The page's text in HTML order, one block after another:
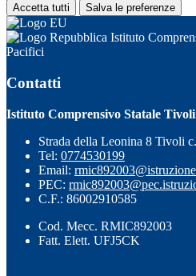
Accetta tutti Salva le preferenze
Istituto
Pacifici
Contatti
Istituto Comprensivo Statale
Strada della Leonina 8 Tivoli
Tel: 0774530199
Email:
PEC:
C.F.: 86002910585
Cod. Mecc. RMIC892003
Fatt. Elett. UFJ5CK